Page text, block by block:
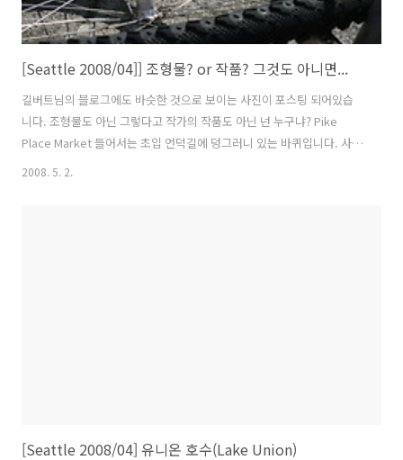
[Seattle 2008/04]] 조형물? or 작품? 그것도 아니면...
길버트님의 블로그에도 바슷한 것으로 보이는 사진이 포스팅 되어있습
니다. 조형물도 아닌 그렇다고 작가의 작품도 아닌 넌 누구냐? Pike
Place Market 들어서는 초입 언덕길에 덩그러니 있는 바퀴입니다. 사진
으로 보아 자전거 바퀴인듯 한데 왜 이곳에 이런 것을 갔다놓았는지 확인
2008. 5. 2.
[Seattle 2008/04] 유니온 호수(Lake Union)